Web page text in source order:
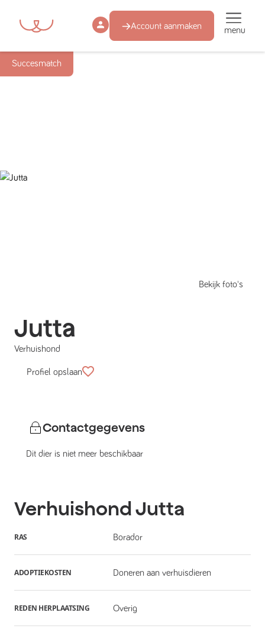
Account aanmaken menu
Succesmatch
Bekijk foto's
Jutta
Verhuishond
Profiel opslaan
Contactgegevens
Dit dier is niet meer beschikbaar
VerhuishondJutta
RAS Borador
ADOPTIEKOSTEN Doneren aan verhuisdieren
REDEN HERPLAATSING Overig